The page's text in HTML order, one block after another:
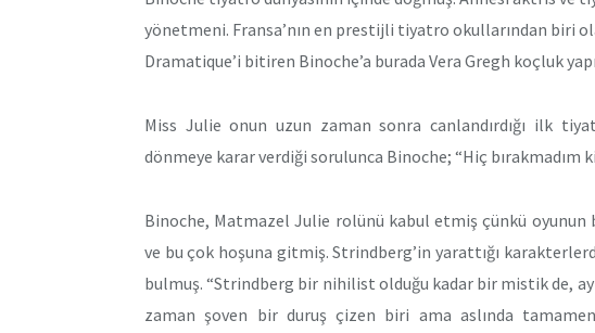
yönetmeni. Fransa’nın en prestijli tiyatro okullarından biri
Dramatique’i bitiren Binoche’a burada Vera Gregh koçluk
Miss Julie onun uzun zaman sonra canlandırdığı ilk
dönmeye karar verdiği sorulunca Binoche; “Hiç bırakmadım
Binoche, Matmazel Julie rolünü kabul etmiş çünkü oyunun
ve bu çok hoşuna gitmiş. Strindberg’in yarattığı
bulmuş. “Strindberg bir nihilist olduğu kadar bir mistik de,
zaman şoven bir duruş çizen biri ama aslında